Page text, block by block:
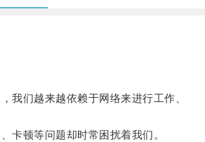
们越来越依赖于网络来进行工作、
顿等问题却时常困扰着我们。